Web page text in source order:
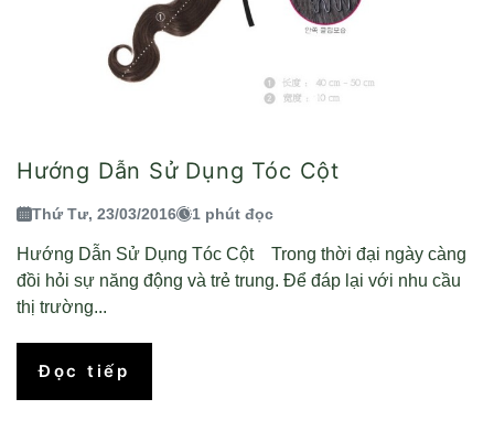
Hướng Dẫn Sử Dụng Tóc Cột
Thứ Tư, 23/03/2016 1 phút đọc
Hướng Dẫn Sử Dụng Tóc Cột Trong thời đại ngày càng
đồi hỏi sự năng động và trẻ trung. Để đáp lại với nhu cầu
thị trường...
Đọc tiếp